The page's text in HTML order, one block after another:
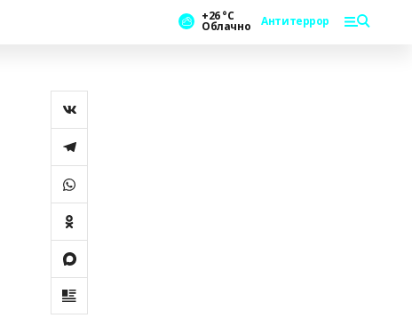
+26 °С
Облачно Антитеррор